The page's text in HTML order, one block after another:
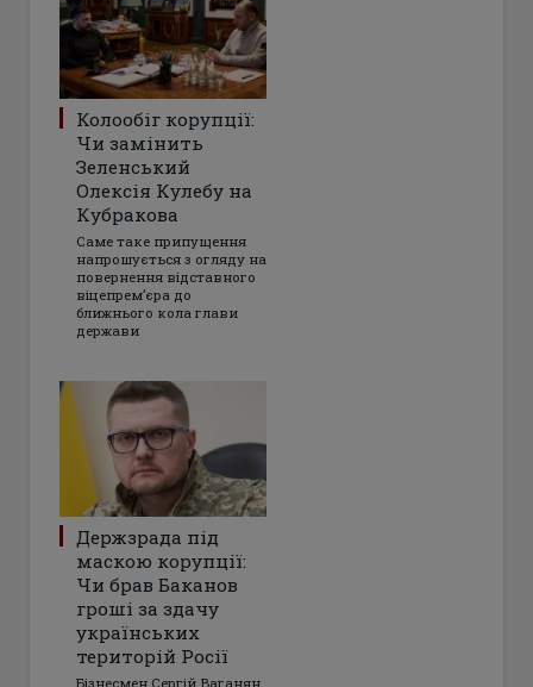
Колообіг корупції:
Чи замінить
Зеленський
Олексія Кулебу на
Кубракова
Саме таке припущення
напрошується з огляду на
повернення відставного
віцепрем’єра до
ближнього кола глави
держави
Держзрада під
маскою корупції:
Чи брав Баканов
гроші за здачу
українських
територій Росії
Бізнесмен Сергій Ваганян,